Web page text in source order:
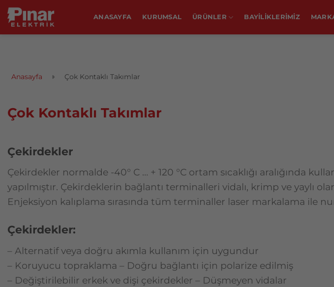
İçeriğe
atla
ANASAYFA KURUMSAL ÜRÜNLER BAYİLİKLERİMİZ
Anasayfa Çok Kontaklı Takımlar
Çok Kontaklı Takımlar
Çekirdekler
Çekirdekler normalde -40° C … + 120 °C ortam sıcaklığı aralığında
yapılmıştır. Çekirdeklerin bağlantı terminalleri vidalı, krimp ve yaylı
Enjeksiyon kalıplama sırasında tüm terminaller laser markalama ile
Çekirdekler:
– Alternatif veya doğru akımla kullanım için uygundur
– Koruyucu topraklama – Doğru bağlantı için polarize edilmiş
– Değiştirilebilir erkek ve dişi çekirdekler – Düşmeyen vidalar